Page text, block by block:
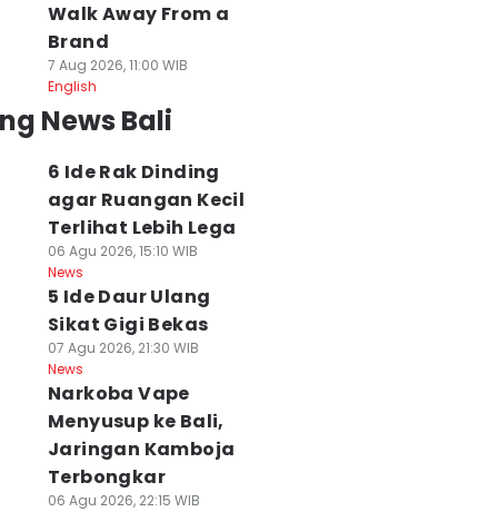
Walk Away From a
Brand
7 Aug 2026, 11:00 WIB
English
News Bali
6 Ide Rak Dinding
agar Ruangan Kecil
Terlihat Lebih Lega
06 Agu 2026, 15:10 WIB
News
5 Ide Daur Ulang
Sikat Gigi Bekas
07 Agu 2026, 21:30 WIB
News
Narkoba Vape
Menyusup ke Bali,
Jaringan Kamboja
Terbongkar
06 Agu 2026, 22:15 WIB